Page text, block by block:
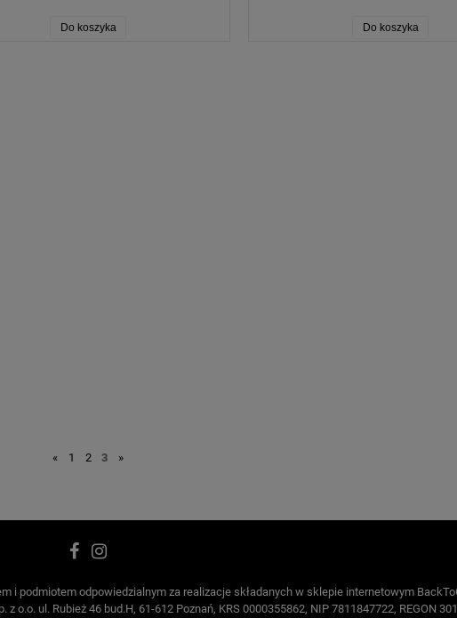
Do koszyka Do koszyka
« 1 2 3 »
i podmiotem odpowiedzialnym za realizacje składanych w sklepie internetowym
o.o. ul. Rubież 46 bud.H, 61-612 Poznań, KRS 0000355862, NIP 7811847722, REGON